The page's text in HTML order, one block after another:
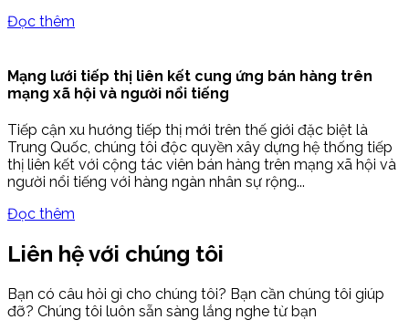
Đọc thêm
Mạng lưới tiếp thị liên kết cung ứng bán hàng trên
mạng xã hội và người nổi tiếng
Tiếp cận xu hướng tiếp thị mới trên thế giới đặc biệt là
Trung Quốc, chúng tôi độc quyền xây dựng hệ thống tiếp
thị liên kết với cộng tác viên bán hàng trên mạng xã hội và
người nổi tiếng với hàng ngàn nhân sự rộng...
Đọc thêm
Liên hệ với chúng tôi
Bạn có câu hỏi gì cho chúng tôi? Bạn cần chúng tôi giúp
đỡ? Chúng tôi luôn sẵn sàng lắng nghe từ bạn